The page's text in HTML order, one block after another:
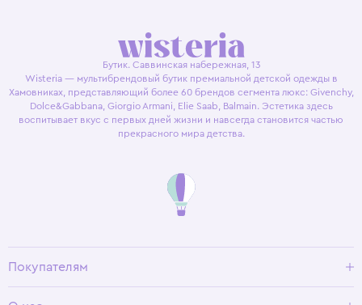
Бутик. Саввинская набережная, 13
Wisteria — мультибрендовый бутик премиальной детской одежды в
Хамовниках, представляющий более 60 брендов сегмента люкс: Givenchy,
Dolce&Gabbana, Giorgio Armani, Elie Saab, Balmain. Эстетика здесь
воспитывает вкус с первых дней жизни и навсегда становится частью
прекрасного мира детства.
Покупателям